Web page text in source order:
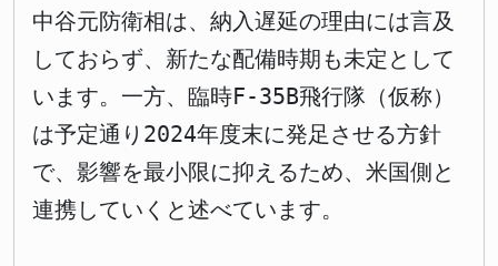
中谷元防衛相は、納入遅延の理由には言及
しておらず、新たな配備時期も未定として
います。一方、臨時F-35B飛行隊（仮称）
は予定通り2024年度末に発足させる方針
で、影響を最小限に抑えるため、米国側と
連携していくと述べています。